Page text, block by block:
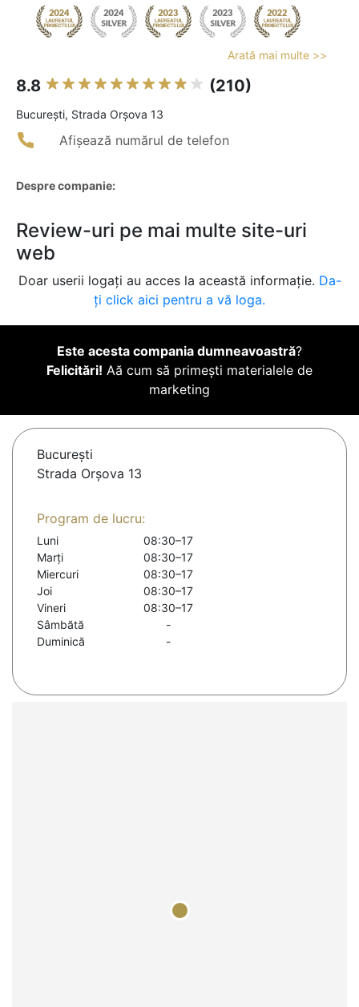
Arată mai multe >>
8.8 (210)
Bucureşti, Strada Orșova 13
Afișează numărul de telefon
Despre companie:
Review-uri pe mai multe site-uri
web
Doar userii logați au acces la această informație. Da-
ți click aici pentru a vă loga.
Este acesta compania dumneavoastră?
Felicitări! Aă cum să primești materialele de
marketing
Bucureşti
Strada Orșova 13
Program de lucru:
Luni
08:30–17
Marți
08:30–17
Miercuri
08:30–17
Joi
08:30–17
Vineri
08:30–17
Sâmbătă
-
Duminică
-